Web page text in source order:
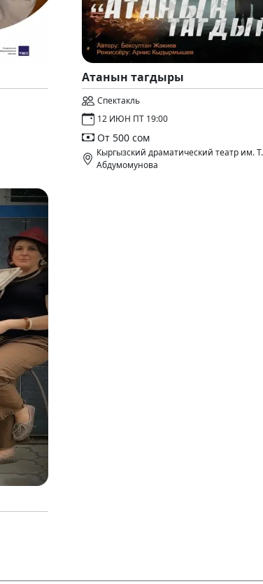
Атанын тагдыры
Спектакль
12 ИЮН ПТ 19:00
От 500 сом
Кыргызский драматический театр им. Т.
Абдумомунова